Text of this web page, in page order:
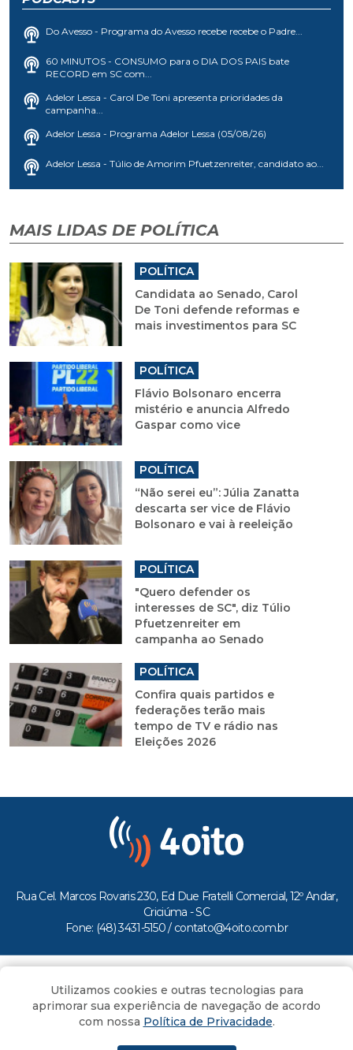
Do Avesso - Programa do Avesso recebe recebe o Padre...
60 MINUTOS - CONSUMO para o DIA DOS PAIS bate
RECORD em SC com...
Adelor Lessa - Carol De Toni apresenta prioridades da
campanha...
Adelor Lessa - Programa Adelor Lessa (05/08/26)
Adelor Lessa - Túlio de Amorim Pfuetzenreiter, candidato ao...
MAIS LIDAS DE POLÍTICA
POLÍTICA
Candidata ao Senado, Carol
De Toni defende reformas e
mais investimentos para SC
POLÍTICA
Flávio Bolsonaro encerra
mistério e anuncia Alfredo
Gaspar como vice
POLÍTICA
“Não serei eu”: Júlia Zanatta
descarta ser vice de Flávio
Bolsonaro e vai à reeleição
POLÍTICA
"Quero defender os
interesses de SC", diz Túlio
Pfuetzenreiter em
campanha ao Senado
POLÍTICA
Confira quais partidos e
federações terão mais
tempo de TV e rádio nas
Eleições 2026
Rua Cel. Marcos Rovaris 230, Ed Due Fratelli Comercial, 12º Andar,
Criciúma - SC
Fone: (48) 3431-5150 / contato@4oito.com.br
Todos os direitos reservados ao Portal 4oito
Utilizamos cookies e outras tecnologias para
aprimorar sua experiência de navegação de acordo
com nossa Política de Privacidade.